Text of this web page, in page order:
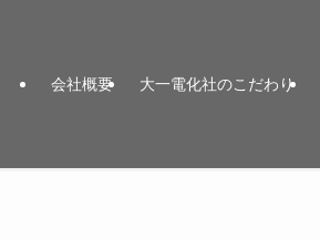
会社概要 大一電化社のこだわり